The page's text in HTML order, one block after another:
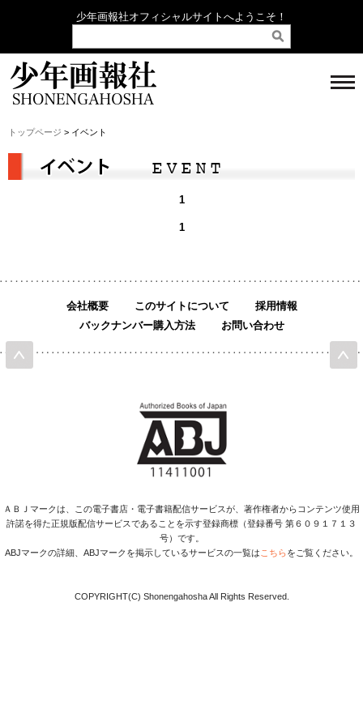
少年画報社オフィシャルサイトへようこそ！
トップページ > イベント
1
1
会社概要 このサイトについて
採用情報
バックナンバー購入方法
お問い合わせ
ＡＢＪマークは、この電子書店・電子書籍配信サービスが、著作権者からコンテンツ使用
許諾を得た正規版配信サービスであることを示す登録商標（登録番号 第６０９１７１３
号）です。
ABJマークの詳細、ABJマークを掲示しているサービスの一覧は こちらをご覧ください。
COPYRIGHT(C) Shonengahosha All Rights Reserved.